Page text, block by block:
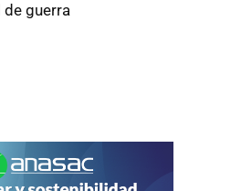
de guerra